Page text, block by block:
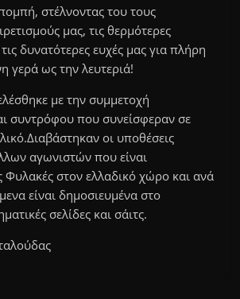
στέλνοντας του τους
μας, τις θερμότερες
δυνατότερες ευχές μας για πλήρη
γερά ως την λευτεριά!
με την συμμετοχή
συντρόφου που συνείσφεραν σε
οι υποθέσεις
αγωνιστών που είναι
Φυλακές στον ελλαδικό χώρο και ανά
είναι δημοσιευμένα στο
σελίδες και σάιτς.